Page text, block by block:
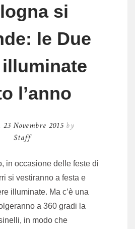
si
le Due
l’anno
23 Novembre 2015 by
Staff
in occasione delle feste di
si vestiranno a festa e
illuminate. Ma c’è una
a 360 gradi la
in modo che